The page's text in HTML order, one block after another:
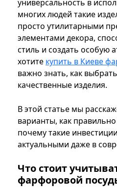
универсальность в
многих людей такие
просто утилитарными
элементами декора,
стиль и создать особую
хотите купить в Киеве
важно знать, как
качественные изделия.
В этой статье мы
варианты, как
почему такие
актуальными даже в
Что стоит
фарфоровой